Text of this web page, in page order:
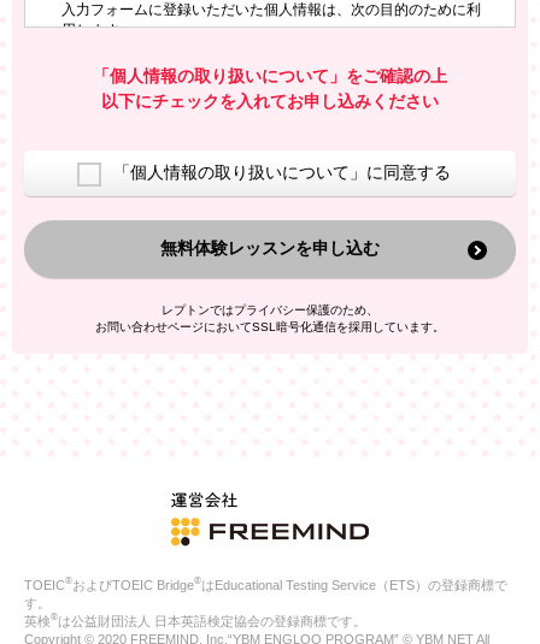
会員番号またはクーポンコード
入力フォームに登録いただいた個人情報は、次の目的のために利
用します。
お問い合わせにお答えするため
レプトンのキャンペーンや新商品（新サービス）、新規開講教
室等をご案内するため
換した上で、広告・宣伝・販売促進活動に役立てること
上記の利用目的のために第三者へ提供すること
なお、この利用目的を超えた個人情報の取扱いは行いません。ま
た、これ以外の目的で個人情報を利用することはありません。
人情報を、本人が特定されないデータに不可逆変換した上で第三
者広告配信事業者においてマッチングを行い、その結果に基づい
ご本人の同意がある場合
法令に基づく場合
人の生命、身体または財産の保護のために必要がある場合であ
公衆衛生の向上または児童の健全な育成の推進のために特に必
合
「個人情報の取り扱いについて」をご確認の上
以下にチェックを入れてお申し込みください
「個人情報の取り扱いについて」に同意する
無料体験レッスンを申し込む
レプトンではプライバシー保護のため、
お問い合わせページにおいてSSL暗号化通信を採用しています。
TOEIC®およびTOEIC Bridge®はEducational Testing Service（ETS）の登録商標で
す。
英検®は公益財団法人 日本英語検定協会の登録商標です。
Copyright © 2020 FREEMIND, Inc.“YBM ENGLOO PROGRAM” © YBM NET All